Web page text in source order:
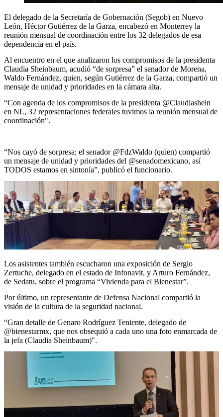
El delegado de la Secretaría de Gobernación (Segob) en Nuevo
León, Héctor Gutiérrez de la Garza, encabezó en Monterrey la
reunión mensual de coordinación entre los 32 delegados de esa
dependencia en el país.
Al encuentro en el que analizaron los compromisos de la presidenta
Claudia Sheinbaum, acudió “de sorpresa” el senador de Morena,
Waldo Fernández, quien, según Gutiérrez de la Garza, compartió un
mensaje de unidad y prioridades en la cámara alta.
“Con agenda de los compromisos de la presidenta @Claudiashein
en NL, 32 representaciones federales tuvimos la reunión mensual de
coordinación".
“Nos cayó de sorpresa; el senador @FdzWaldo (quien) compartió
un mensaje de unidad y prioridades del @senadomexicano, así
TODOS estamos en sintonía”, publicó el funcionario.
Los asistentes también escucharon una exposición de Sergio
Zertuche, delegado en el estado de Infonavit, y Arturo Fernández,
de Sedatu, sobre el programa “Vivienda para el Bienestar”.
Por último, un representante de Defensa Nacional compartió la
visión de la cultura de la seguridad nacional.
“Gran detalle de Genaro Rodríguez Teniente, delegado de
@bienestarmx, que nos obsequió a cada uno una foto enmarcada de
la jefa (Claudia Sheinbaum)".